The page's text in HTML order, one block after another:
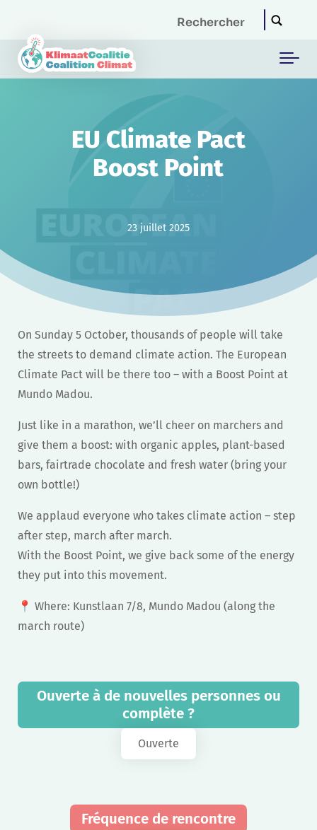
EU Climate Pact
Boost Point
23 juillet 2025
On Sunday 5 October, thousands of people will take
the streets to demand climate action. The European
Climate Pact will be there too – with a Boost Point at
Mundo Madou.
​Just like in a marathon, we’ll cheer on marchers and
give them a boost: with organic apples, plant-based
bars, fairtrade chocolate and fresh water (bring your
own bottle!)
We applaud everyone who takes climate action – step
after step, march after march.
With the Boost Point, we give back some of the energy
they put into this movement.
​📍 Where: Kunstlaan 7/8, Mundo Madou (along the
march route)
Ouverte à de nouvelles personnes ou
complète ?
Ouverte
Fréquence de rencontre